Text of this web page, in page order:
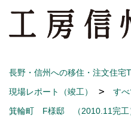
長野・信州への移住・注文住宅
現場レポート（竣工）
すべ
箕輪町 F様邸 （2010.11完工